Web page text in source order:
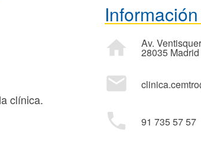
clínica.
home Av.
28035 Madrid
mail
phone 91 735 57 57